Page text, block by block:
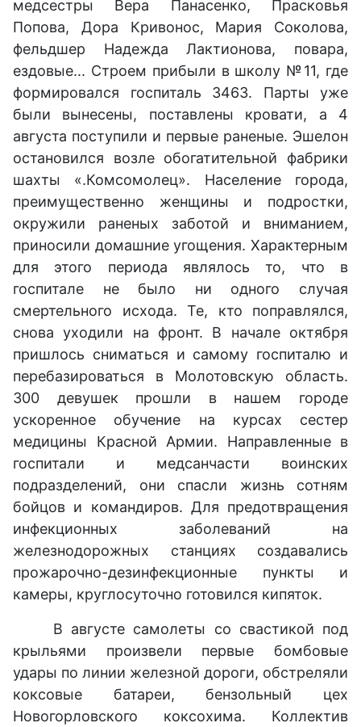
медсестры Вера Панасенко, Прасковья
Попова, Дора Кривонос, Мария Соколова,
фельдшер Надежда Лактионова, повара,
ездовые... Строем прибыли в школу №11, где
формировался госпиталь 3463. Парты уже
были вынесены, поставлены кровати, а 4
августа поступили и первые раненые. Эшелон
остановился возле обогатительной фабрики
шахты «.Комсомолец». Население города,
преимущественно женщины и подростки,
окружили раненых заботой и вниманием,
приносили домашние угощения. Характерным
для этого периода являлось то, что в
госпитале не было ни одного случая
смертельного исхода. Те, кто поправлялся,
снова уходили на фронт. В начале октября
пришлось сниматься и самому госпиталю и
перебазироваться в Молотовскую область.
300 девушек прошли в нашем городе
ускоренное обучение на курсах сестер
медицины Красной Армии. Направленные в
госпитали и медсанчасти воинских
подразделений, они спасли жизнь сотням
бойцов и командиров. Для предотвращения
инфекционных заболеваний на
железнодорожных станциях создавались
прожарочно-дезинфекционные пункты и
камеры, круглосуточно готовился кипяток.
В августе самолеты со свастикой под
крыльями произвели первые бомбовые
удары по линии железной дороги, обстреляли
коксовые батареи, бензольный цех
Новогорловского коксохима. Коллектив